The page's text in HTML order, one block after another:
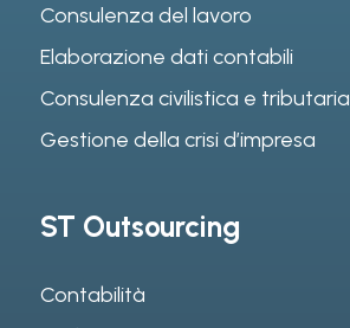
Consulenza del lavoro
Elaborazione dati contabili
Consulenza civilistica e tributaria
Gestione della crisi d’impresa
ST Outsourcing
Contabilità